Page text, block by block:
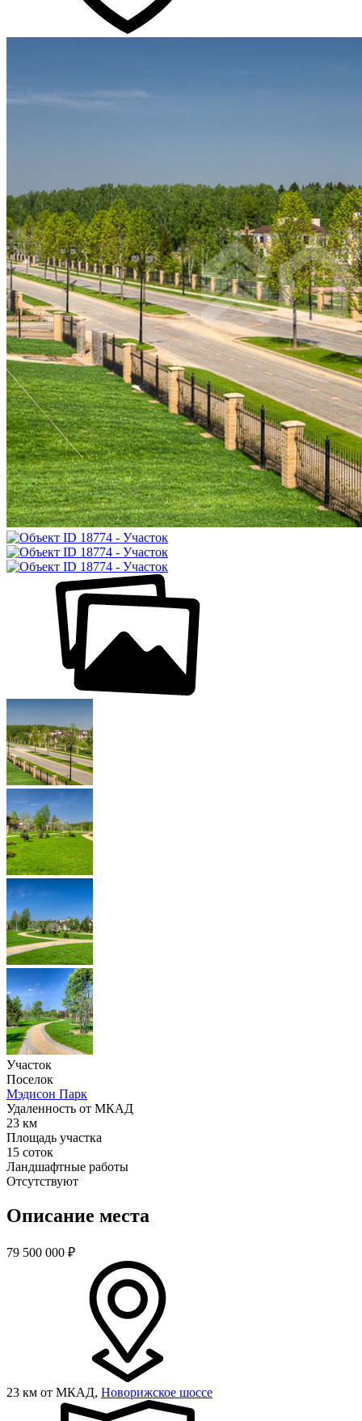
Участок
Поселок
Мэдисон Парк
Удаленность от МКАД
23 км
Площадь участка
15 соток
Ландшафтные работы
Отсутствуют
Описание места
79 500 000 ₽
23 км от МКАД, Новорижское шоссе